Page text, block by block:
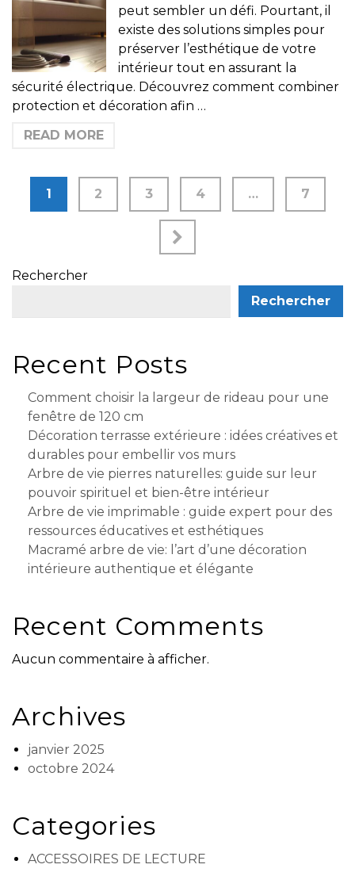
peut sembler un défi. Pourtant, il
existe des solutions simples pour
préserver l’esthétique de votre
intérieur tout en assurant la
sécurité électrique. Découvrez comment combiner
protection et décoration afin …
READ MORE
1 2 3 4 … 7
Rechercher
Rechercher
Recent Posts
Comment choisir la largeur de rideau pour une
fenêtre de 120 cm
Décoration terrasse extérieure : idées créatives et
durables pour embellir vos murs
Arbre de vie pierres naturelles: guide sur leur
pouvoir spirituel et bien-être intérieur
Arbre de vie imprimable : guide expert pour des
ressources éducatives et esthétiques
Macramé arbre de vie: l’art d’une décoration
intérieure authentique et élégante
Recent Comments
Aucun commentaire à afficher.
Archives
janvier 2025
octobre 2024
Categories
ACCESSOIRES DE LECTURE